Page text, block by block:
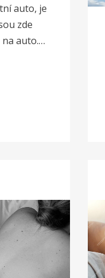
auto, je
zde
auto.…